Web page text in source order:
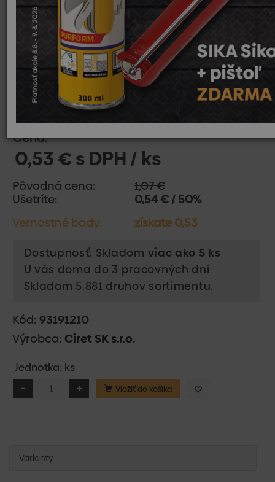
Cena:
0,53 € s DPH / ks
Pôvodná cena:
1,07 €
Ušetríte:
0,54 € / 50%
Vernostné body:
získate 0,53
Dostupnosť: Skladom viac ako 5 ks
U vás doma do 3 pracovných dní
Skladom 5.881 druhov sortimentu.
Kód: 93191210
Výrobca: Ciret SK s.r.o.
Jednotka: ks
Vložiť do košíka
Varianty